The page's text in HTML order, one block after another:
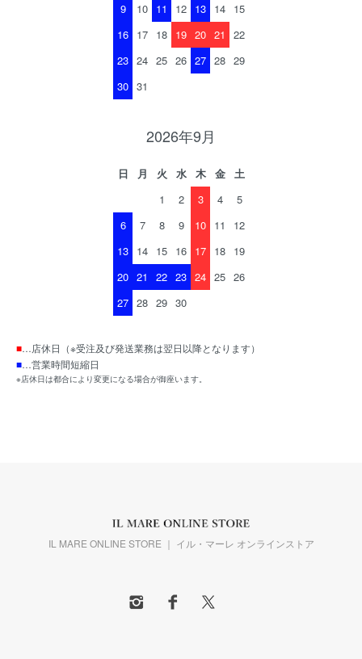
9
10 11 12 13 14 15
16 17 18 19 20 21
22
23 24 25 26 27 28 29
30 31
2026年9月
日 月 火 水 木 金
土
1
2 3 4
5
6
7 8 9 10 11
12
13 14 15 16 17 18 19
20 21 22 23 24 25 26
27 28 29 30
■…店休日（※受注及び発送業務は翌日以降となります）
■…営業時間短縮日
※店休日は都合により変更になる場合が御座います。
IL MARE ONLINE STORE ｜ イル・マーレ オンラインストア